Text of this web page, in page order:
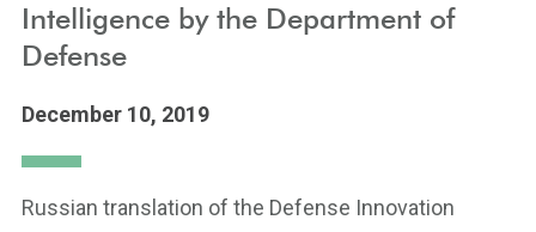
Intelligence by the Department of
Defense
December 10, 2019
Russian translation of the Defense Innovation